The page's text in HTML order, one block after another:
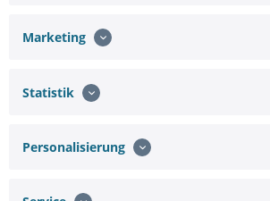
Merken
Artikel-Nr.:
Nr:
Marketing
Statistik
Personalisierung